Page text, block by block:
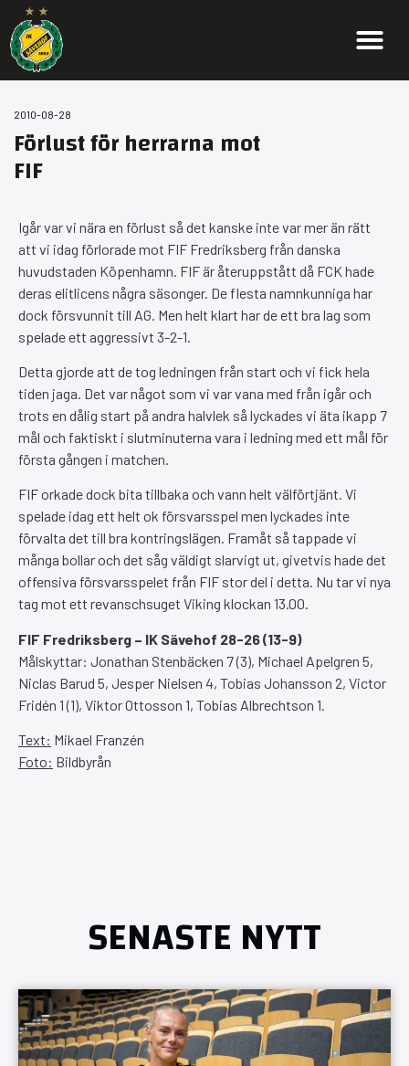
2010-08-28
Förlust för herrarna mot
FIF
Igår var vi nära en förlust så det kanske inte var mer än rätt
att vi idag förlorade mot FIF Fredriksberg från danska
huvudstaden Köpenhamn. FIF är återuppstått då FCK hade
deras elitlicens några säsonger. De flesta namnkunniga har
dock försvunnit till AG. Men helt klart har de ett bra lag som
spelade ett aggressivt 3-2-1.
Detta gjorde att de tog ledningen från start och vi fick hela
tiden jaga. Det var något som vi var vana med från igår och
trots en dålig start på andra halvlek så lyckades vi äta ikapp 7
mål och faktiskt i slutminuterna vara i ledning med ett mål för
första gången i matchen.
FIF orkade dock bita tillbaka och vann helt välförtjänt. Vi
spelade idag ett helt ok försvarsspel men lyckades inte
förvalta det till bra kontringslägen. Framåt så tappade vi
många bollar och det såg väldigt slarvigt ut, givetvis hade det
offensiva försvarsspelet från FIF stor del i detta. Nu tar vi nya
tag mot ett revanschsuget Viking klockan 13.00.
FIF Fredriksberg – IK Sävehof 28-26 (13-9)
Målskyttar: Jonathan Stenbäcken 7 (3), Michael Apelgren 5,
Niclas Barud 5, Jesper Nielsen 4, Tobias Johansson 2, Victor
Fridén 1 (1), Viktor Ottosson 1, Tobias Albrechtson 1.
Text: Mikael Franzén
Foto: Bildbyrån
SENASTE NYTT